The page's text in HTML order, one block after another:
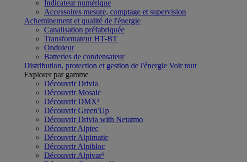
Indicateur numérique
Accessoires mesure, comptage et supervision
Acheminement et qualité de l'énergie
Canalisation préfabriquée
Transformateur HT-BT
Onduleur
Batteries de condensateur
Distribution, protection et gestion de l'énergie Voir tout
Explorer par gamme
Découvrir Drivia
Découvrir Mosaic
Découvrir DMX³
Découvrir Green'Up
Découvrir Drivia with Netatmo
Découvrir Alptec
Découvrir Alpimatic
Découvrir Alpibloc
Découvrir Alpivar³